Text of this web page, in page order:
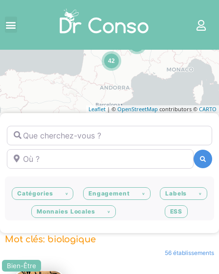
42
Leaflet| ©OpenStreetMap contributors © CARTO
Que cherchez-vous ?
Où ?
Catégories Engagement Labels
Monnaies Locales ESS
Mot clés: biologique
56 établissements
Bien-Être